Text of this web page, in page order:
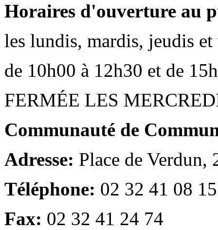
Horaires d'ouverture au
les lundis, mardis, jeudis et
de 10h00 à 12h30 et de
FERMÉE LES
Communauté de
Adresse: Place de Verdun,
Téléphone: 02 32 41 08 15
Fax: 02 32 41 24 74